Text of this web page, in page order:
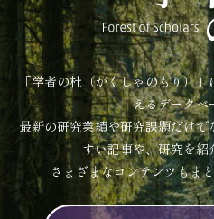
「学者の杜（がくしゃのもり）
えるデータベ
最新の研究業績や研究課題だけ
すい記事や、研究を紹
さまざまなコンテンツもま